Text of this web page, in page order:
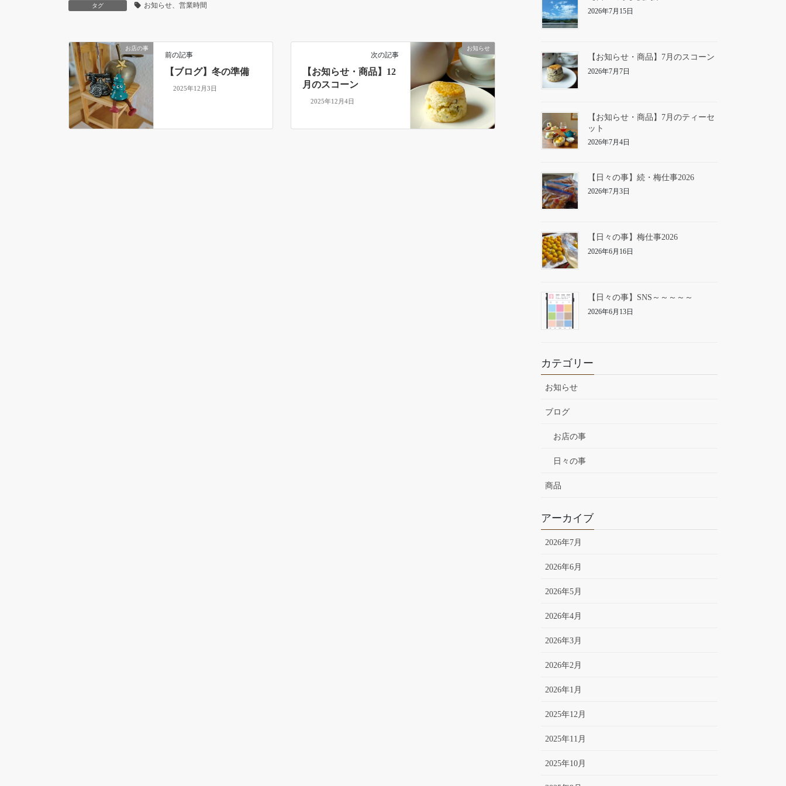
タグ お知らせ、営業時間
お店の事
前の記事
【ブログ】冬の準備
2025年12月3日
お知らせ
次の記事
【お知らせ・商品】12
月のスコーン
2025年12月4日
2026年7月15日
【お知らせ・商品】7月のスコーン
2026年7月7日
【お知らせ・商品】7月のティーセ
ット
2026年7月4日
【日々の事】続・梅仕事2026
2026年7月3日
【日々の事】梅仕事2026
2026年6月16日
【日々の事】SNS～～～～～
2026年6月13日
カテゴリー
お知らせ
ブログ
お店の事
日々の事
商品
アーカイブ
2026年7月
2026年6月
2026年5月
2026年4月
2026年3月
2026年2月
2026年1月
2025年12月
2025年11月
2025年10月